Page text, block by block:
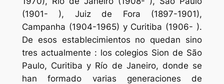
(1901- ), Juiz de Fora (1897-1901),
Campanha (1904-1965) y Curitiba (1906- ).
De esos establecimientos no quedan sino
tres actualmente : los colegios Sion de São
Paulo, Curitiba y Río de Janeiro, donde se
han formado varias generaciones de